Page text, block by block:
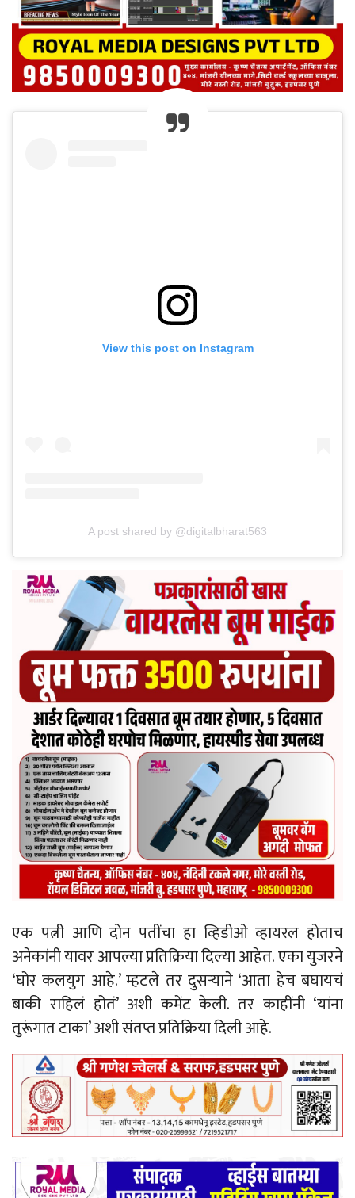
View this post on Instagram
A post shared by @digitalbharat563
एक पत्नी आणि दोन पतींचा हा व्हिडीओ व्हायरल होताच
अनेकांनी यावर आपल्या प्रतिक्रिया दिल्या आहेत. एका युजरने
‘घोर कलयुग आहे.’ म्हटले तर दुसऱ्याने ‘आता हेच बघायचं
बाकी राहिलं होतं’ अशी कमेंट केली. तर काहींनी ‘यांना
तुरूंगात टाका’ अशी संतप्त प्रतिक्रिया दिली आहे.